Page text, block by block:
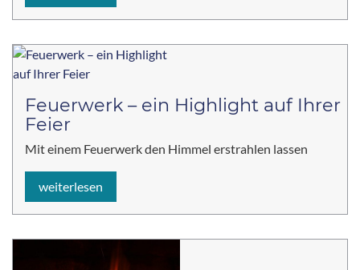
Feuerwerk – ein Highlight auf Ihrer
Feier
Mit einem Feuerwerk den Himmel erstrahlen lassen
weiterlesen